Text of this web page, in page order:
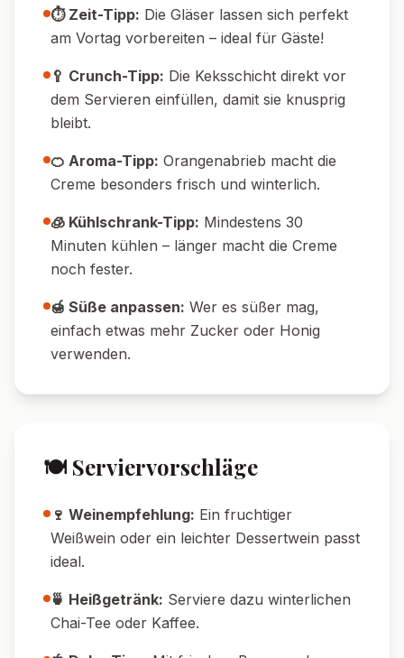
🌱 Vegane Variante:Nutze pflanzlichen
statt Butter.
🍫 Schokoladige Version:
gehackte Schokolade über den Boden.
ein Kirschkompott oder Beerenpüree
zwischen Boden und Creme.
Mandeln oder Haselnüsse unter die Brösel.
🍏 Frisch & leicht:
⏱️ Zeit-Tipp:Die Gläser lassen sich perfekt
am Vortag vorbereiten – ideal für Gäste!
🥄 Crunch-Tipp: Die Keksschicht direkt vor
dem Servieren einfüllen, damit sie knusprig